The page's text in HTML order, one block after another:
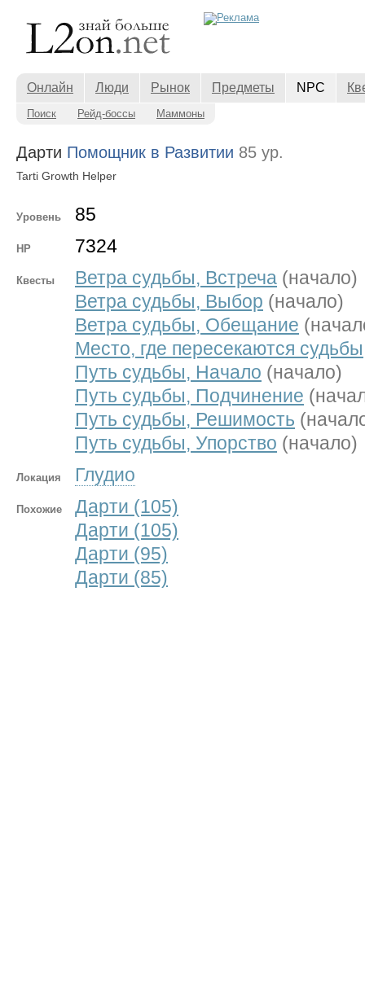
Онлайн Люди Рынок Предметы NPC
Поиск Рейд-боссы Маммоны
Дарти Помощник в Развитии 85 ур.
Tarti Growth Helper
Уровень 85
HP 7324
Квесты Ветра судьбы, Встреча (начало)
Ветра судьбы, Выбор (начало)
Ветра судьбы, Обещание
Место, где пересекаются судьбы
Путь судьбы, Начало (начало)
Путь судьбы, Подчинение
Путь судьбы, Решимость
Путь судьбы, Упорство (начало)
Локация Глудио
Похожие
Дарти (105)
Дарти (105)
Дарти (95)
Дарти (85)